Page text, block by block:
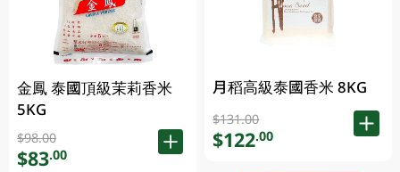
金鳳 泰國頂級茉莉香米
5KG
$98.00
$83.00
月稻高級泰國香米 8KG
$131.00
$122.00